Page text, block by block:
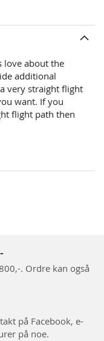
love about the
additional
very straight flight
want. If you
flight path then
. Ordre kan også
på Facebook, e-
på noe.